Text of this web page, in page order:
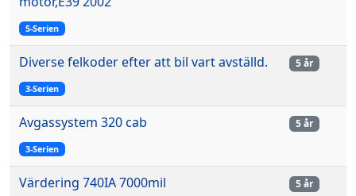
5-Serien
Diverse felkoder efter att bil vart avställd.
3-Serien
5 år
Avgassystem 320 cab
3-Serien
5 år
Värdering 740IA 7000mil 5 år